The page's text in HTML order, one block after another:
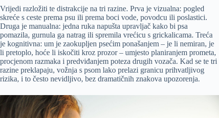
Vrijedi razložiti te distrakcije na tri razine. Prva je vizualna: pogled
skreće s ceste prema psu ili prema boci vode, povodcu ili poslastici.
Druga je manualna: jedna ruka napušta upravljač kako bi psa
pomazila, gurnula ga natrag ili spremila vrećicu s grickalicama. Treća
je kognitivna: um je zaokupljen psećim ponašanjem – je li nemiran, je
li pretoplo, hoće li iskočiti kroz prozor – umjesto planiranjem prometa,
procjenom razmaka i predviđanjem poteza drugih vozača. Kad se te tri
razine preklapaju, vožnja s psom lako prelazi granicu prihvatljivog
rizika, i to često nevidljivo, bez dramatičnih znakova upozorenja.